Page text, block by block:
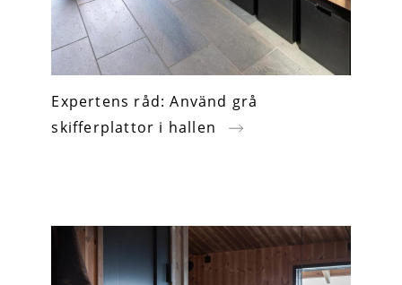
Expertens råd: Använd grå
skifferplattor i hallen